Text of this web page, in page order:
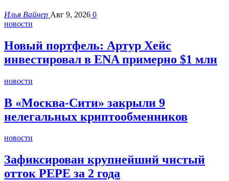
Илья Вайнер Авг 9, 2026 0
новости
Новый портфель: Артур Хейс
инвестировал в ENA примерно $1 млн
новости
В «Москва-Сити» закрыли 9
нелегальных криптообменников
новости
Зафиксирован крупнейший чистый
отток PEPE за 2 года